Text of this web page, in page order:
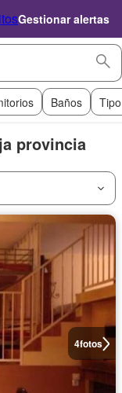
Gestionar alertas
Baños
provincia
4fotos